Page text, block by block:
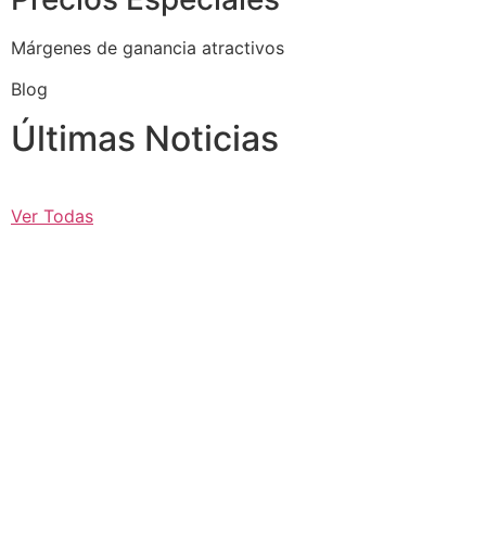
Márgenes de ganancia atractivos
Blog
Últimas Noticias
Ver Todas